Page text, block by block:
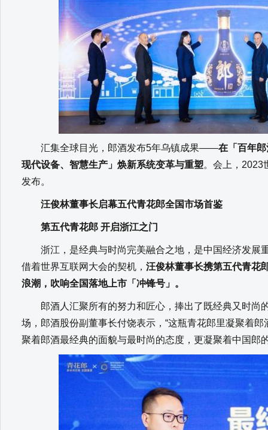
汇集全球目光，郎酒发布5年乌镇成果——在「百年
现代设备、智慧生产」焕新系统变革与重塑。会上，2023
发布。
汪俊林董事长启幕五代青花郎全国市场首鉴
第五代青花郎 开启浙江之门
浙江，是经典与时尚完美融合之地，是中国经济发展
借着世界互联网大会的契机， 汪俊林董事长携第五代青花
浪潮，吹响全国落地上市「冲锋号」。
郎酒人汇聚所有的努力和匠心，捧出了既经典又时尚
场，郎酒股份副董事长付饶表示，“这瓶青花郎里凝聚着
聚着郎酒最经典的面貌与最时尚的态度，更凝聚着中国郎